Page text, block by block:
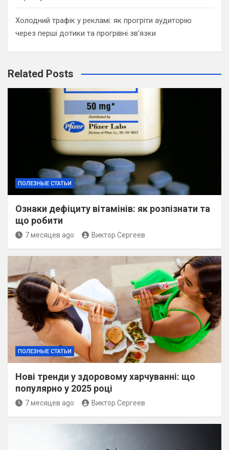
Холодний трафік у рекламі: як прогріти аудиторію
через перші дотики та прогрівні зв’язки
Related Posts
ПОЛЕЗНЫЕ СТАТЬИ
Ознаки дефіциту вітамінів: як розпізнати та
що робити
7 месяцев ago Виктор Сергеев
ПОЛЕЗНЫЕ СТАТЬИ
Нові тренди у здоровому харчуванні: що
популярно у 2025 році
7 месяцев ago Виктор Сергеев